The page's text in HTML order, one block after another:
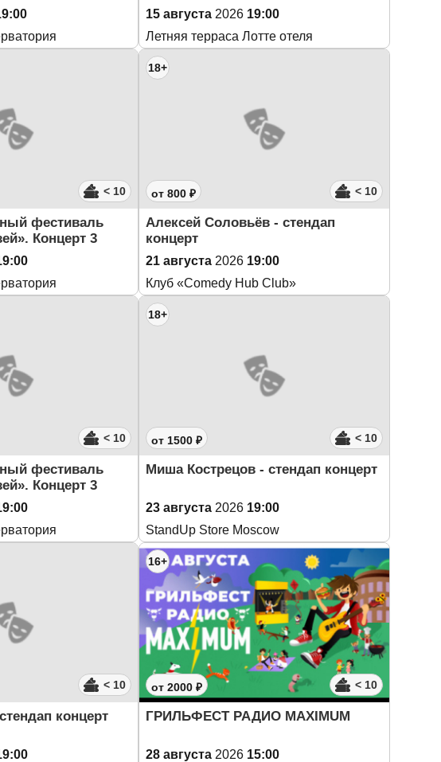
15 августа 2026 19:00
Летняя терраса Лотте отеля
< 10
фестиваль
Концерт 3
18+
от 800 ₽ < 10
Алексей Соловьёв - стендап
концерт
21 августа 2026 19:00
Клуб «Comedy Hub Club»
< 10
фестиваль
Концерт 3
18+
от 1500 ₽ < 10
Миша Кострецов - стендап концерт
23 августа 2026 19:00
StandUp Store Moscow
< 10
концерт
16+
от 2000 ₽ < 10
ГРИЛЬФЕСТ РАДИО MAXIMUM
28 августа 2026 15:00